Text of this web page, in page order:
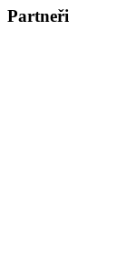
Partneři